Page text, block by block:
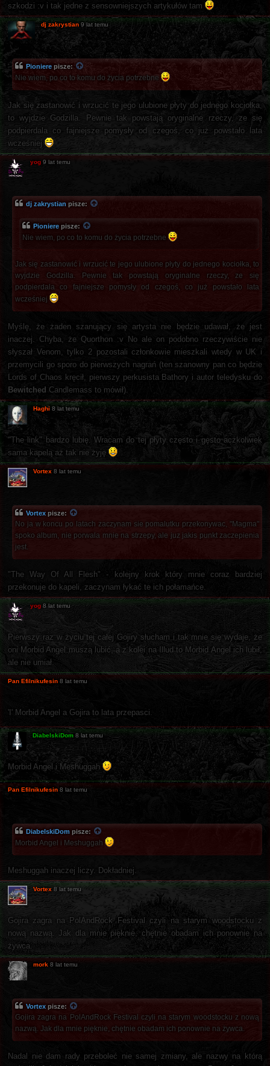
szkodzi :v i tak jedne z sensowniejszych artykułów tam
dj zakrystian 9 lat temu
Pioniere pisze:
Nie wiem, po co to komu do życia potrzebne
Jak się zastanowić i wrzucić te jego ulubione płyty do jednego kociołka,
to wyjdzie Godzilla. Pewnie tak powstają oryginalne rzeczy, ze się
podpierdala co fajniejsze pomysły od czegoś, co już powstało lata
wcześniej
yog 9 lat temu
dj zakrystian pisze:
Pioniere pisze:
Nie wiem, po co to komu do życia potrzebne
Jak się zastanowić i wrzucić te jego ulubione płyty do jednego kociołka, to
wyjdzie Godzilla. Pewnie tak powstają oryginalne rzeczy, ze się
podpierdala co fajniejsze pomysły od czegoś, co już powstało lata
wcześniej
Myślę, że żaden szanujący się artysta nie będzie udawał, że jest
inaczej. Chyba, że Quorthon :v No ale on podobno rzeczywiście nie
słyszał Venom, tylko 2 pozostali członkowie mieszkali wtedy w UK i
przemycili go sporo do pierwszych nagrań (ten szanowny pan co będzie
Lords of Chaos kręcił, pierwszy perkusista Bathory i autor teledysku do
Bewitched Candlemass to mówił).
Haghi 8 lat temu
"The link" bardzo lubię. Wracam do tej płyty często i gęsto aczkolwiek
sama kapelą aż tak nie żyję
Vortex 8 lat temu
Vortex pisze:
No ja w koncu po latach zaczynam sie pomalutku przekonywac, "Magma"
spoko album, nie porwala mnie na strzepy, ale juz jakis punkt zaczepienia
jest.
"The Way Of All Flesh" - kolejny krok który mnie coraz bardziej
przekonuje do kapeli, zaczynam łykać te ich połamańce.
yog 8 lat temu
Pierwszy raz w życiu tej całej Gojiry słucham i tak mnie się wydaje, że
oni Morbid Angel muszą lubić, a z kolei na Illud to Morbid Angel ich lubił,
ale nie umiał.
Pan Efilnikufesin 8 lat temu
'I' Morbid Angel a Gojira to lata przepasci.
DiabelskiDom 8 lat temu
Morbid Angel i Meshuggah
Pan Efilnikufesin 8 lat temu
DiabelskiDom pisze:
Morbid Angel i Meshuggah
Meshuggah inaczej liczy. Dokładniej.
Vortex 8 lat temu
Gojira zagra na PolAndRock Festival czyli na starym woodstocku z
nową nazwą. Jak dla mnie pięknie, chętnie obadam ich ponownie na
żywca.
mork 8 lat temu
Vortex pisze:
Gojira zagra na PolAndRock Festival czyli na starym woodstocku z nową
nazwą. Jak dla mnie pięknie, chętnie obadam ich ponownie na żywca.
Nadal nie dam rady przeboleć nie samej zmiany, ale nazwy na którą